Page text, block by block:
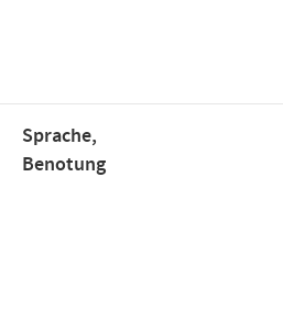
Sprache,
Benotung